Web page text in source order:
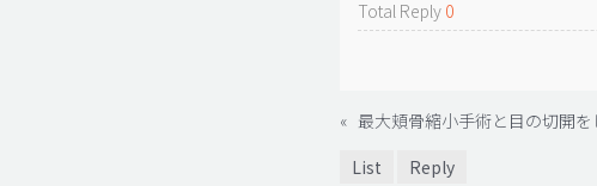
Total Reply 0
« 最大頬骨縮小手術と目の切開を
List
Reply